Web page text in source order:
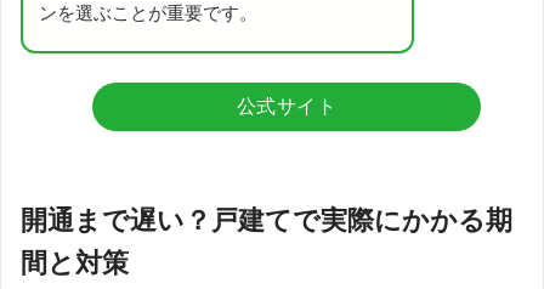
ンを選ぶことが重要です。
公式サイト
開通まで遅い？戸建てで実際にかかる期
間と対策